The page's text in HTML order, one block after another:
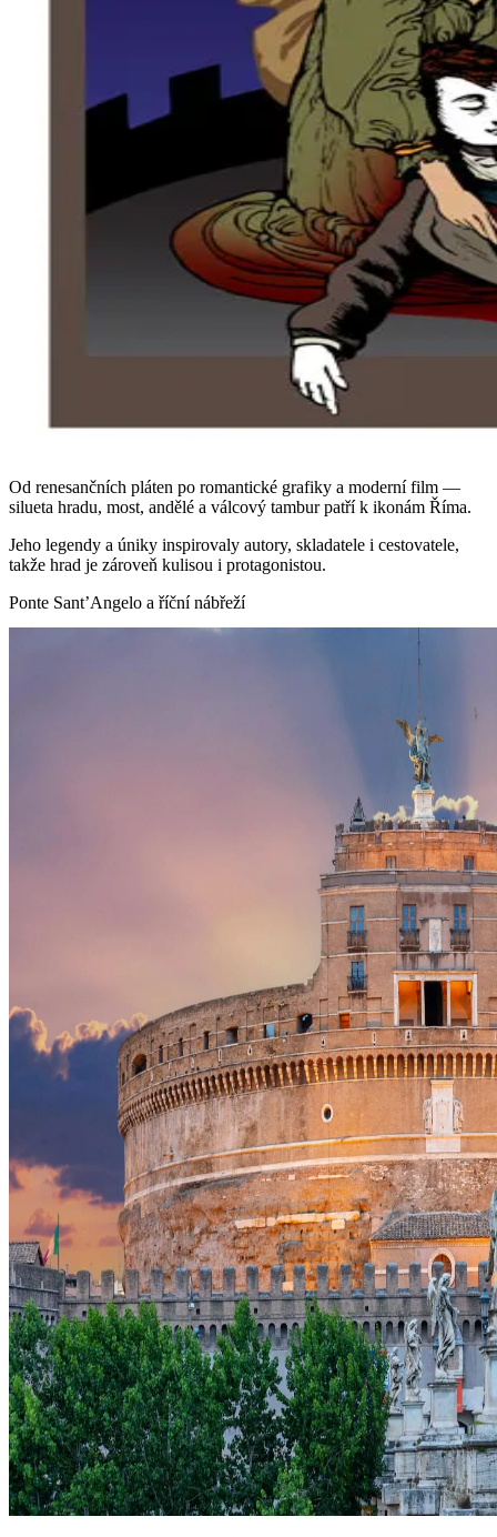
Od renesančních pláten po romantické grafiky a moderní film —
silueta hradu, most, andělé a válcový tambur patří k ikonám Říma.
Jeho legendy a úniky inspirovaly autory, skladatele i cestovatele,
takže hrad je zároveň kulisou i protagonistou.
Ponte Sant’Angelo a říční nábřeží